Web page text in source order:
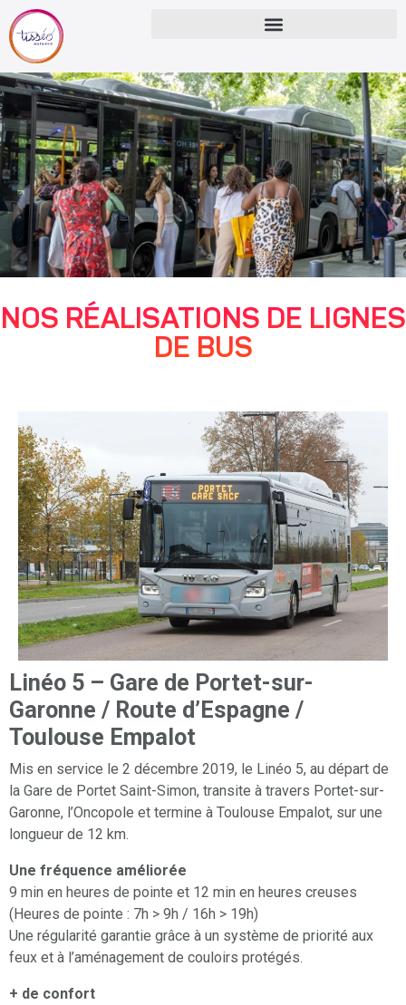
NOS RÉALISATIONS DE LIGNES
DE BUS
Linéo 5 – Gare de Portet-sur-
Garonne / Route d’Espagne /
Toulouse Empalot
Mis en service le 2 décembre 2019, le Linéo 5, au départ de
la Gare de Portet Saint-Simon, transite à travers Portet-sur-
Garonne, l’Oncopole et termine à Toulouse Empalot, sur une
longueur de 12 km.
Une fréquence améliorée
9 min en heures de pointe et 12 min en heures creuses
(Heures de pointe : 7h > 9h / 16h > 19h)
Une régularité garantie grâce à un système de priorité aux
feux et à l’aménagement de couloirs protégés.
+ de confort